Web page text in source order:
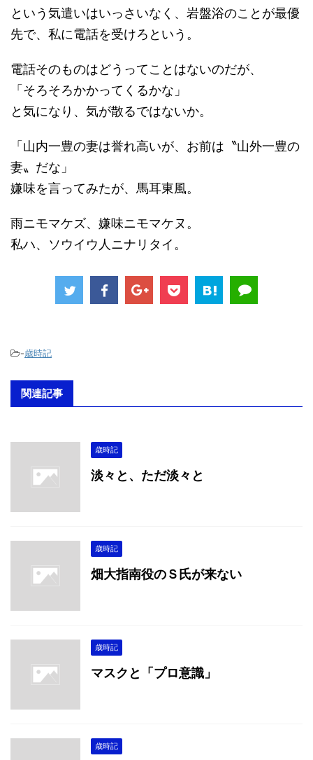
という気遣いはいっさいなく、岩盤浴のことが最優
先で、私に電話を受けろという。
電話そのものはどうってことはないのだが、
「そろそろかかってくるかな」
と気になり、気が散るではないか。
「山内一豊の妻は誉れ高いが、お前は〝山外一豊の
妻〟だな」
嫌味を言ってみたが、馬耳東風。
雨ニモマケズ、嫌味ニモマケヌ。
私ハ、ソウイウ人ニナリタイ。
-歳時記
関連記事
歳時記
淡々と、ただ淡々と
歳時記
畑大指南役のＳ氏が来ない
歳時記
マスクと「プロ意識」
歳時記